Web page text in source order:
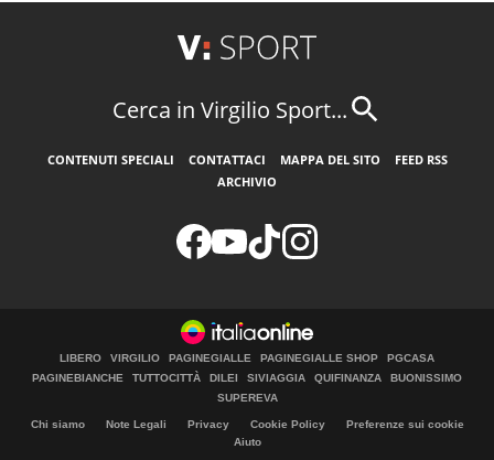
Cerca in Virgilio Sport...
CONTENUTI SPECIALI CONTATTACI MAPPA DEL SITO
FEED RSS
ARCHIVIO
LIBERO VIRGILIO PAGINEGIALLE PAGINEGIALLE SHOP
PGCASA
PAGINEBIANCHE
TUTTOCITTÀ DILEI SIVIAGGIA QUIFINANZA
BUONISSIMO
SUPEREVA
Chi siamo Note Legali Privacy Cookie Policy
Preferenze sui cookie
Aiuto